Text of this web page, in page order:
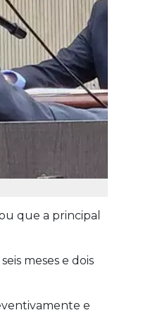
que a principal
meses e dois
e